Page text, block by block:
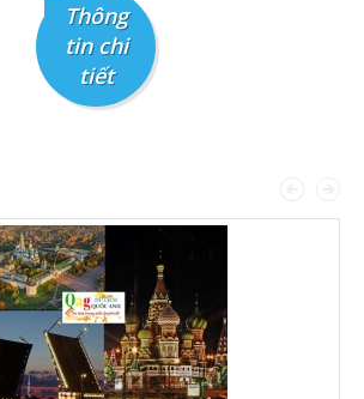
Thông
tin chi
tiết